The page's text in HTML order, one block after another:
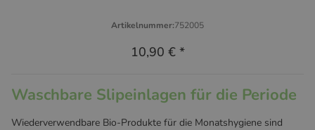
Artikelnummer:752005
10,90 € *
Waschbare Slipeinlagen für die Periode
Wiederverwendbare Bio-Produkte für die Monatshygiene sind